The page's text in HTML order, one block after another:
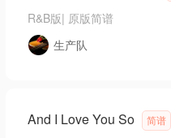
R&B版| 原版简谱
生产队
And I Love You So 简谱